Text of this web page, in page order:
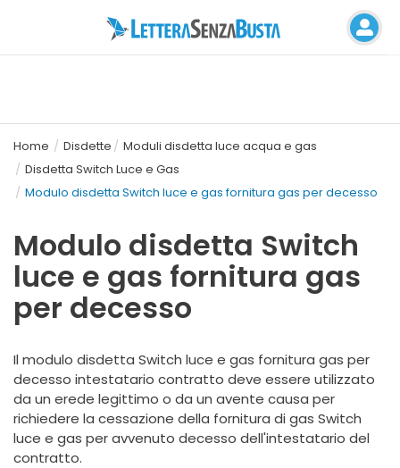
Home Disdette
Moduli disdetta luce acqua e gas
Disdetta Switch Luce e Gas
Modulo disdetta Switch luce e gas fornitura gas per decesso
Modulo disdetta Switch
luce e gas fornitura gas
per decesso
Il modulo disdetta Switch luce e gas fornitura gas per
decesso intestatario contratto deve essere utilizzato
da un erede legittimo o da un avente causa per
richiedere la cessazione della fornitura di gas Switch
luce e gas per avvenuto decesso dell'intestatario del
contratto.